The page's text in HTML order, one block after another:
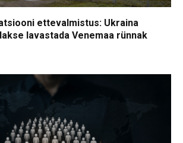
ettevalmistus: Ukraina
lavastada Venemaa rünnak